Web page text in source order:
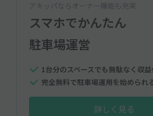
アキッパならオーナー機能も充実
スマホでかんたん
駐車場運営
1台分のスペースでも無駄なく収益
完全無料で駐車場運用を始められ
詳しく見る